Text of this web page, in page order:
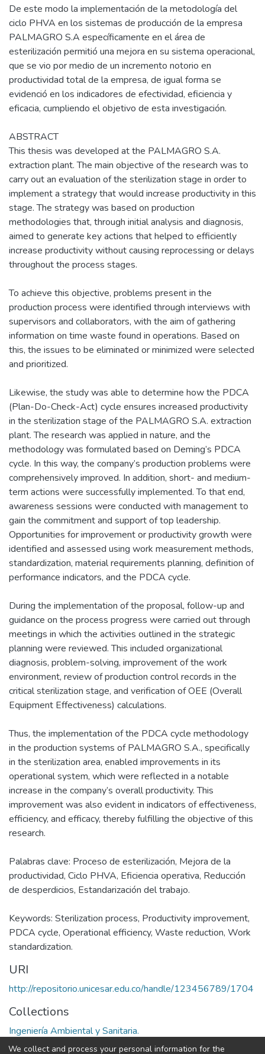
De este modo la implementación de la metodología del
ciclo PHVA en los sistemas de producción de la empresa
PALMAGRO S.A específicamente en el área de
esterilización permitió una mejora en su sistema operacional,
que se vio por medio de un incremento notorio en
productividad total de la empresa, de igual forma se
evidenció en los indicadores de efectividad, eficiencia y
eficacia, cumpliendo el objetivo de esta investigación.
ABSTRACT
This thesis was developed at the PALMAGRO S.A.
extraction plant. The main objective of the research was to
carry out an evaluation of the sterilization stage in order to
implement a strategy that would increase productivity in this
stage. The strategy was based on production
methodologies that, through initial analysis and diagnosis,
aimed to generate key actions that helped to efficiently
increase productivity without causing reprocessing or delays
throughout the process stages.
To achieve this objective, problems present in the
production process were identified through interviews with
supervisors and collaborators, with the aim of gathering
information on time waste found in operations. Based on
this, the issues to be eliminated or minimized were selected
and prioritized.
Likewise, the study was able to determine how the PDCA
(Plan-Do-Check-Act) cycle ensures increased productivity
in the sterilization stage of the PALMAGRO S.A. extraction
plant. The research was applied in nature, and the
methodology was formulated based on Deming’s PDCA
cycle. In this way, the company’s production problems were
comprehensively improved. In addition, short- and medium-
term actions were successfully implemented. To that end,
awareness sessions were conducted with management to
gain the commitment and support of top leadership.
Opportunities for improvement or productivity growth were
identified and assessed using work measurement methods,
standardization, material requirements planning, definition of
performance indicators, and the PDCA cycle.
During the implementation of the proposal, follow-up and
guidance on the process progress were carried out through
meetings in which the activities outlined in the strategic
planning were reviewed. This included organizational
diagnosis, problem-solving, improvement of the work
environment, review of production control records in the
critical sterilization stage, and verification of OEE (Overall
Equipment Effectiveness) calculations.
Thus, the implementation of the PDCA cycle methodology
in the production systems of PALMAGRO S.A., specifically
in the sterilization area, enabled improvements in its
operational system, which were reflected in a notable
increase in the company’s overall productivity. This
improvement was also evident in indicators of effectiveness,
efficiency, and efficacy, thereby fulfilling the objective of this
research.
Palabras clave: Proceso de esterilización, Mejora de la
productividad, Ciclo PHVA, Eficiencia operativa, Reducción
de desperdicios, Estandarización del trabajo.
Keywords: Sterilization process, Productivity improvement,
PDCA cycle, Operational efficiency, Waste reduction, Work
standardization.
URI
http://repositorio.unicesar.edu.co/handle/123456789/1704
Collections
Ingeniería Ambiental y Sanitaria.
We collect and process your personal information for the